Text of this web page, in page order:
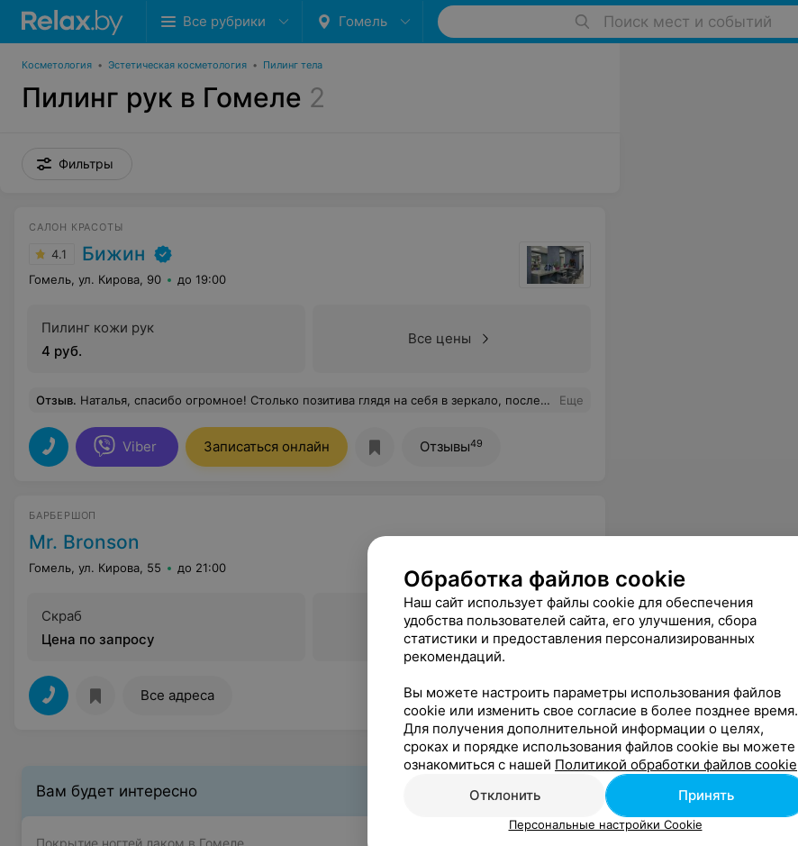
Все рубрики Гомель Поиск мест и событий
Косметология • Эстетическая косметология • Пилинг тела
Пилинг рук в Гомеле 2
Фильтры
САЛОН КРАСОТЫ
4.1 Бижин
Гомель, ул. Кирова, 90 до 19:00
Пилинг кожи рук
4 руб.
Все цены
Отзыв. Наталья, спасибо огромное! Столько позитива глядя на себя в зеркало, после Вашей стрижки я не испытывала давно. До сих пор не понимаю, как на длинных волосах можно сделать стрижку! И выглядить не обычно и серо, а дорого и роскошно!! Я очень рада, что отдалась в Ваши руки и полностью Вам поверила. Вы действительно классный мастер, умеющий предложить нестандартные решения. Смотря на человека Вы очень хорошо видите его образ и делаете то, что другие мастера не могут даже представить.)Отдельное спасибо за веселую атмосферу и конечно же за кофе!) Еще
Viber Записаться онлайн Отзывы49
БАРБЕРШОП
Mr. Bronson
Гомель, ул. Кирова, 55 до 21:00
Скраб
Цена по запросу
Все цены
Все адреса
Вам будет интересно
Покрытие ногтей лаком в Гомеле
Обработка файлов cookie
Наш сайт использует файлы cookie для обеспечения
удобства пользователей сайта, его улучшения, сбора
статистики и предоставления персонализированных
рекомендаций.
Вы можете настроить параметры использования файлов
cookie или изменить свое согласие в более позднее время.
Для получения дополнительной информации о целях,
сроках и порядке использования файлов cookie вы можете
ознакомиться с нашей Политикой обработки файлов cookie
Отклонить
Принять
Персональные настройки Cookie